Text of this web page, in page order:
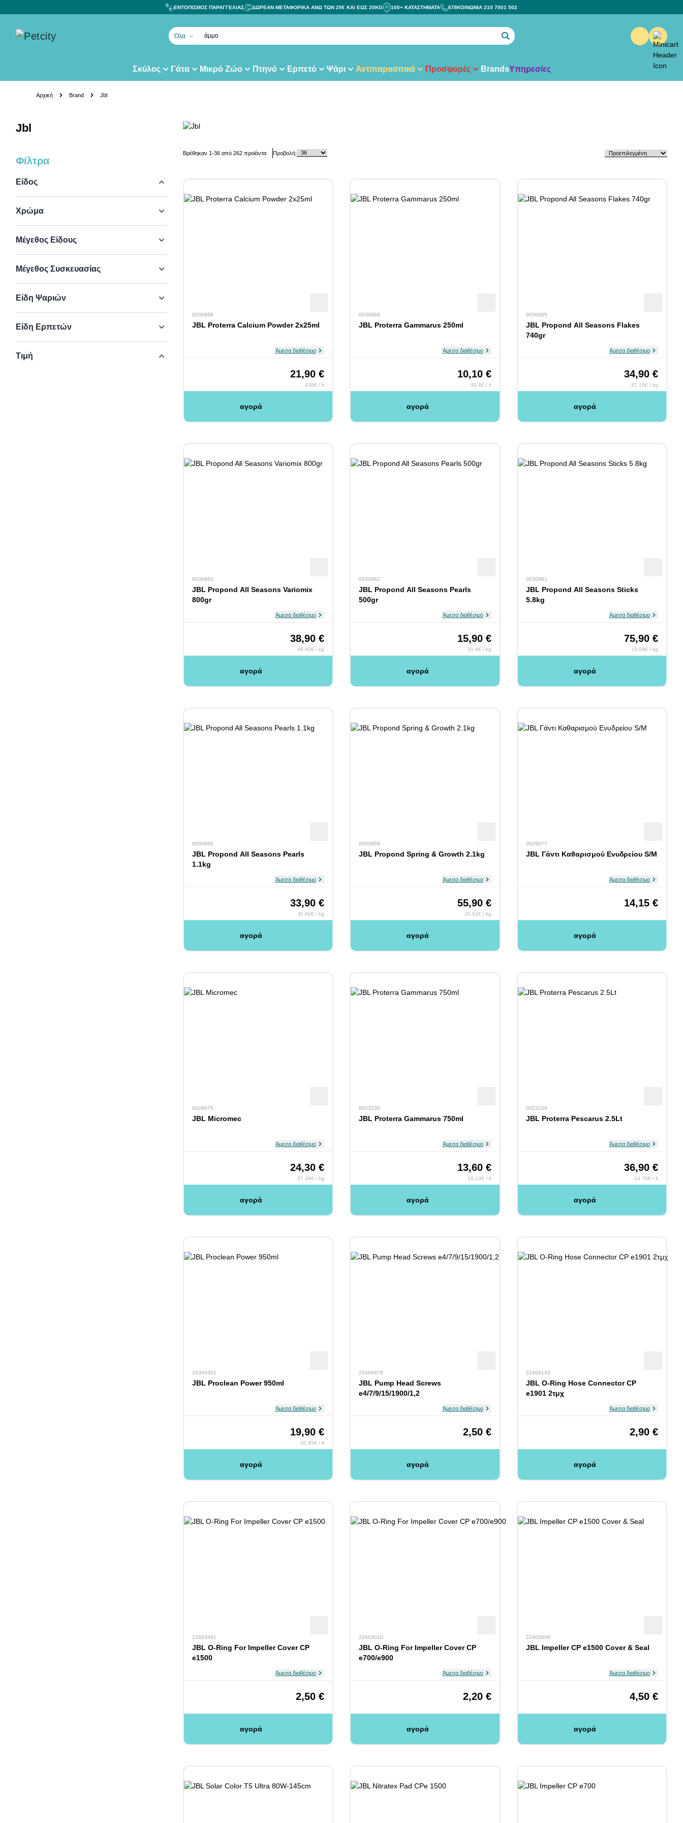
ΕΝΤΟΠΙΣΜΟΣ ΠΑΡΑΓΓΕΛΙΑΣ ΔΩΡΕΑΝ ΜΕΤΑΦΟΡΙΚΑ ΑΝΩ ΤΩΝ 29€ ΚΑΙ ΕΩΣ 20KG 100+ ΚΑΤΑΣΤΗΜΑΤΑ ΕΠΙΚΟΙΝΩΝΙΑ 210 7001 502
Όλα άμμο γάτας
Σκύλος Γάτα Μικρό Ζώο Πτηνό Ερπετό Ψάρι Αντιπαρασιτικά Προσφορές BrandsΥπηρεσίες
Αρχική Brand Jbl
Jbl
Skip to product list
Φίλτρα
Είδος
Χρώμα
Μέγεθος Είδους
Μέγεθος Συσκευασίας
Είδη Ψαριών
Είδη Ερπετών
Τιμή
Βρέθηκαν 1-36από 262προϊόντα Προβολή:
0030968
JBL Proterra Calcium Powder 2x25ml
Άμεσα διαθέσιμο
21,90 €
438€ / lt
αγορά
0030966
JBL Proterra Gammarus 250ml
Άμεσα διαθέσιμο
10,10 €
40.4€ / lt
αγορά
0030965
JBL Propond All Seasons Flakes
740gr
Άμεσα διαθέσιμο
34,90 €
47.16€ / kg
αγορά
0030963
JBL Propond All Seasons Variomix
800gr
Άμεσα διαθέσιμο
38,90 €
48.62€ / kg
αγορά
0030962
JBL Propond All Seasons Pearls
500gr
Άμεσα διαθέσιμο
15,90 €
31.8€ / kg
αγορά
0030961
JBL Propond All Seasons Sticks
5.8kg
Άμεσα διαθέσιμο
75,90 €
13.09€ / kg
αγορά
0030960
JBL Propond All Seasons Pearls
1.1kg
Άμεσα διαθέσιμο
33,90 €
30.82€ / kg
αγορά
0030959
JBL Propond Spring & Growth 2.1kg
Άμεσα διαθέσιμο
55,90 €
26.62€ / kg
αγορά
0026077
JBL Γάντι Καθαρισμού Ενυδρείου S/M
Άμεσα διαθέσιμο
14,15 €
αγορά
0026075
JBL Micromec
Άμεσα διαθέσιμο
24,30 €
37.38€ / kg
αγορά
0023230
JBL Proterra Gammarus 750ml
Άμεσα διαθέσιμο
13,60 €
18.13€ / lt
αγορά
0023229
JBL Proterra Pescarus 2.5Lt
Άμεσα διαθέσιμο
36,90 €
14.76€ / lt
αγορά
24300301
JBL Proclean Power 950ml
Άμεσα διαθέσιμο
19,90 €
20.95€ / lt
αγορά
22404879
JBL Pump Head Screws
e4/7/9/15/1900/1,2
Άμεσα διαθέσιμο
2,50 €
αγορά
22404133
JBL O-Ring Hose Connector CP
e1901 2τμχ
Άμεσα διαθέσιμο
2,90 €
αγορά
22403461
JBL O-Ring For Impeller Cover CP
e1500
Άμεσα διαθέσιμο
2,50 €
αγορά
22403010
JBL O-Ring For Impeller Cover CP
e700/e900
Άμεσα διαθέσιμο
2,20 €
αγορά
22403009
JBL Impeller CP e1500 Cover & Seal
Άμεσα διαθέσιμο
4,50 €
αγορά